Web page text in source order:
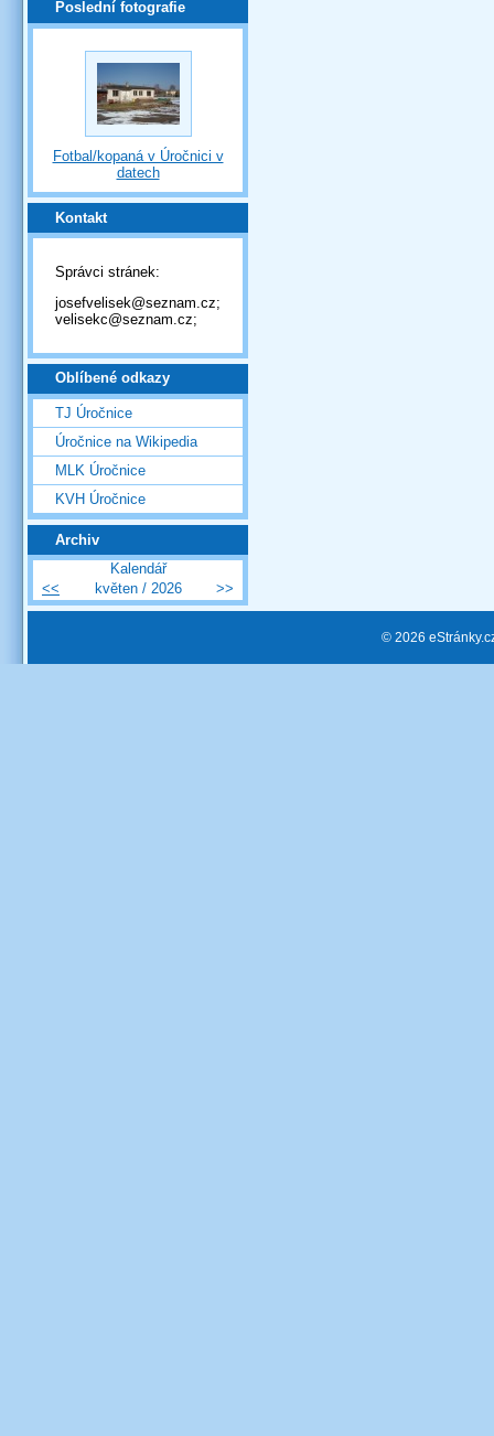
Poslední fotografie
Fotbal/kopaná v Úročnici v
datech
Kontakt
Správci stránek:
josefvelisek@seznam.cz;
velisekc@seznam.cz;
Oblíbené odkazy
TJ Úročnice
Úročnice na Wikipedia
MLK Úročnice
KVH Úročnice
Archiv
Kalendář
<<
květen / 2026 >>
© 2026